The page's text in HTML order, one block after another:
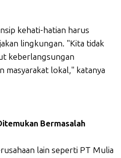
kehati-hatian harus
lingkungan. "Kita tidak
keberlangsungan
masyarakat lokal," katanya
Bermasalah
lain seperti PT Mulia